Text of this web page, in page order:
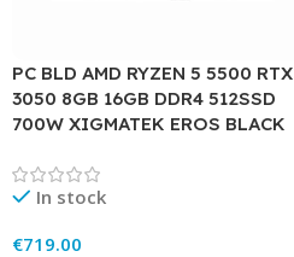
PC BLD AMD RYZEN 5 5500 RTX
3050 8GB 16GB DDR4 512SSD
700W XIGMATEK EROS BLACK
In stock
€719.00